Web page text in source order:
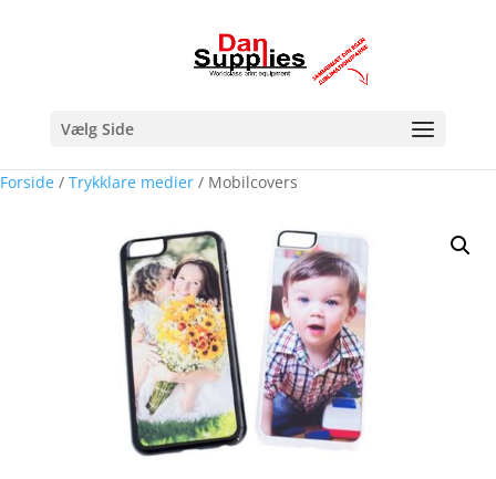
Vælg Side
Forside / Trykklare medier / Mobilcovers